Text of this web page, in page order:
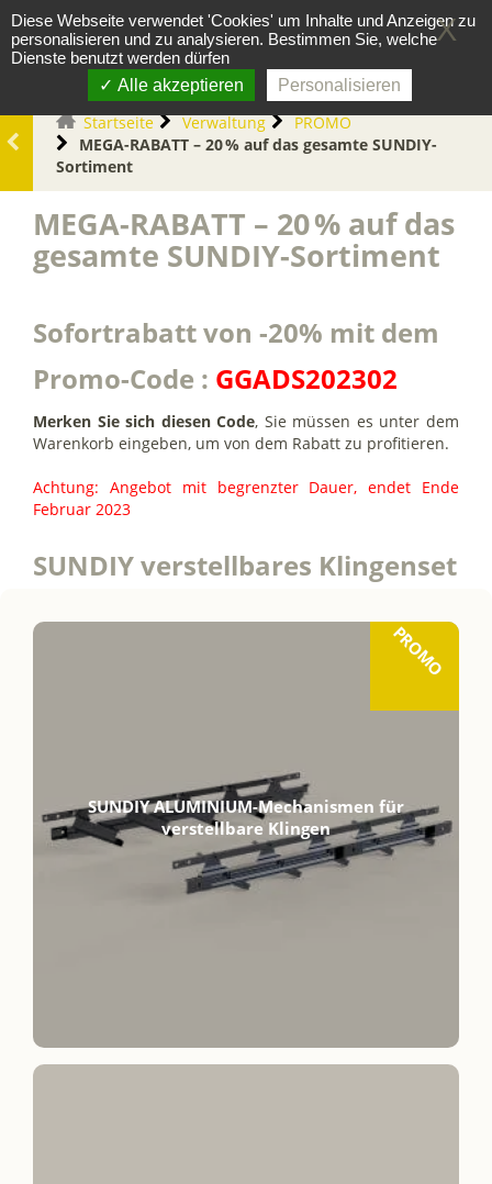
0
Startseite Verwaltung
PROMO
MEGA-RABATT – 20 % auf das gesamte SUNDIY-
Sortiment
MEGA-RABATT – 20 % auf das
gesamte SUNDIY-Sortiment
Sofortrabatt von -20% mit dem
Promo-Code : GGADS202302
Merken Sie sich diesen Code, Sie müssen es unter dem
Warenkorb eingeben, um von dem Rabatt zu profitieren.
Achtung: Angebot mit begrenzter Dauer, endet Ende
Februar 2023
SUNDIY verstellbares Klingenset
SUNDIY ALUMINIUM-Mechanismen für
verstellbare Klingen
PROMO
Cookie-Einstellungen
Diese Webseite verwendet 'Cookies' um Inhalte und Anzeigen zu
personalisieren und zu analysieren. Bestimmen Sie, welche
Dienste benutzt werden dürfen
Alle akzeptieren
Personalisieren
X